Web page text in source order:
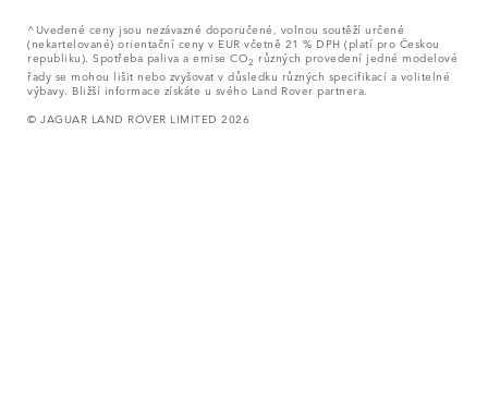
^Uvedené ceny jsou nezávazné doporučené, volnou soutěží určené
(nekartelované) orientační ceny v EUR včetně 21 % DPH (platí pro Českou
republiku). Spotřeba paliva a emise CO2 různých provedení jedné modelové
řady se mohou lišit nebo zvyšovat v důsledku různých specifikací a volitelné
výbavy. Bližší informace získáte u svého Land Rover partnera.
© JAGUAR LAND ROVER LIMITED 2026